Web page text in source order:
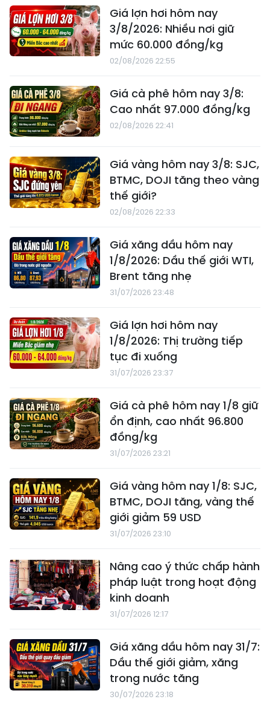
Giá lợn hơi hôm nay
3/8/2026: Nhiều nơi giữ
mức 60.000 đồng/kg
02/08/2026 22:55
Giá cà phê hôm nay 3/8:
Cao nhất 97.000 đồng/kg
02/08/2026 22:41
Giá vàng hôm nay 3/8: SJC,
BTMC, DOJI tăng theo vàng
thế giới?
02/08/2026 22:33
Giá xăng dầu hôm nay
1/8/2026: Dầu thế giới WTI,
Brent tăng nhẹ
31/07/2026 23:48
Giá lợn hơi hôm nay
1/8/2026: Thị trường tiếp
tục đi xuống
31/07/2026 23:37
Giá cà phê hôm nay 1/8 giữ
ổn định, cao nhất 96.800
đồng/kg
31/07/2026 23:21
Giá vàng hôm nay 1/8: SJC,
BTMC, DOJI tăng, vàng thế
giới giảm 59 USD
31/07/2026 23:10
Nâng cao ý thức chấp hành
pháp luật trong hoạt động
kinh doanh
31/07/2026 12:17
Giá xăng dầu hôm nay 31/7:
Dầu thế giới giảm, xăng
trong nước tăng
30/07/2026 23:18